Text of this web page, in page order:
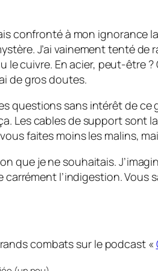
confronté à mon
J’ai vainement tenté de
le cuivre. En acier, peut-être
de gros doutes.
questions sans intérêt de ce
Les cables de support sont
faites moins les malins,
que je ne souhaitais.
l’indigestion.
combats sur le podcast «